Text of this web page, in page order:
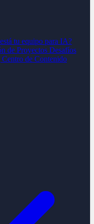
tu equipo para IA?
de Proyectos Desafíos
Centro de Contenido